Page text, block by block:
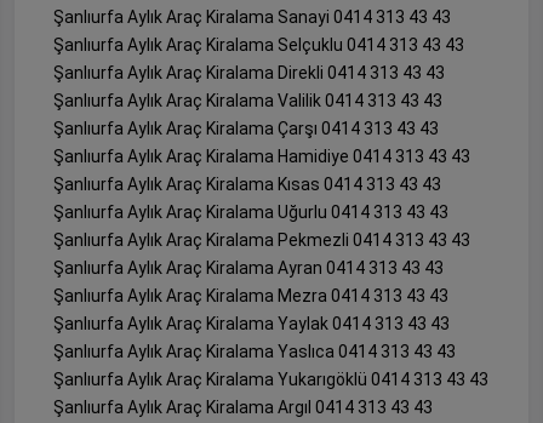
Şanlıurfa Aylık Araç Kiralama Sanayi 0414 313 43 43
Şanlıurfa Aylık Araç Kiralama Selçuklu 0414 313 43 43
Şanlıurfa Aylık Araç Kiralama Direkli 0414 313 43 43
Şanlıurfa Aylık Araç Kiralama Valilik 0414 313 43 43
Şanlıurfa Aylık Araç Kiralama Çarşı 0414 313 43 43
Şanlıurfa Aylık Araç Kiralama Hamidiye 0414 313 43 43
Şanlıurfa Aylık Araç Kiralama Kısas 0414 313 43 43
Şanlıurfa Aylık Araç Kiralama Uğurlu 0414 313 43 43
Şanlıurfa Aylık Araç Kiralama Pekmezli 0414 313 43 43
Şanlıurfa Aylık Araç Kiralama Ayran 0414 313 43 43
Şanlıurfa Aylık Araç Kiralama Mezra 0414 313 43 43
Şanlıurfa Aylık Araç Kiralama Yaylak 0414 313 43 43
Şanlıurfa Aylık Araç Kiralama Yaslıca 0414 313 43 43
Şanlıurfa Aylık Araç Kiralama Yukarıgöklü 0414 313 43 43
Şanlıurfa Aylık Araç Kiralama Argıl 0414 313 43 43